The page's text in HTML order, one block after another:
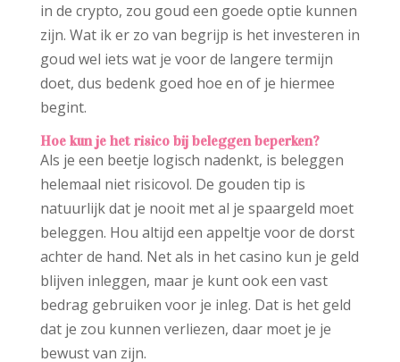
in de crypto, zou goud een goede optie kunnen
zijn. Wat ik er zo van begrijp is het investeren in
goud wel iets wat je voor de langere termijn
doet, dus bedenk goed hoe en of je hiermee
begint.
Hoe kun je het risico bij beleggen beperken?
Als je een beetje logisch nadenkt, is beleggen
helemaal niet risicovol. De gouden tip is
natuurlijk dat je nooit met al je spaargeld moet
beleggen. Hou altijd een appeltje voor de dorst
achter de hand. Net als in het casino kun je geld
blijven inleggen, maar je kunt ook een vast
bedrag gebruiken voor je inleg. Dat is het geld
dat je zou kunnen verliezen, daar moet je je
bewust van zijn.